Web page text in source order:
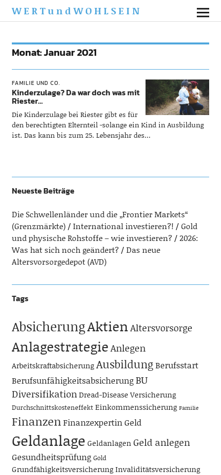
WERTundWOHLSEIN
Monat:Januar 2021
FAMILIE UND CO.
Kinderzulage? Da war doch was mit
Riester…
Die Kinderzulage bei Riester gibt es für
den berechtigten Elternteil -solange ein Kind in Ausbildung
ist. Das kann bis zum 25. Lebensjahr des…
Neueste Beiträge
Die Schwellenländer und die „Frontier Markets“
(Grenzmärkte)
International investieren?!
Gold
und physische Rohstoffe – wie investieren?
2026:
Was hat sich noch geändert?
Das neue
Altersvorsorgedepot (AVD)
Tags
AbsicherungAktienAltersvorsorge
AnlagestrategieAnlegen
ArbeitskraftabsicherungAusbildung Berufsstart
BerufsunfähigkeitsabsicherungBU
DiversifikationDread-Disease Versicherung
Durchschnittskosteneffekt Einkommenssicherung Familie
FinanzenFinanzexpertinGeld
Geldanlage Geldanlagen Geld anlegen
Gesundheitsprüfung Gold
GrundfähigkeitsversicherungInvaliditätsversicherung